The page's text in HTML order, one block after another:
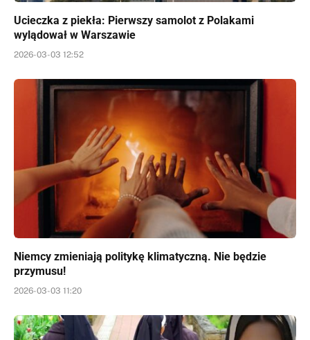
Ucieczka z piekła: Pierwszy samolot z Polakami
wylądował w Warszawie
2026-03-03 12:52
Niemcy zmieniają politykę klimatyczną. Nie będzie
przymusu!
2026-03-03 11:20